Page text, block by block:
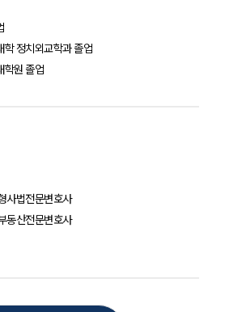
업무분야
통사고전문변호사추천
언론보도
학 정치외교학과 졸업
학원 졸업
사법전문변호사
동산전문변호사